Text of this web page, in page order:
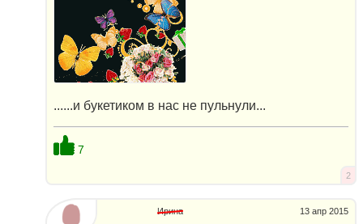
......и букетиком в нас не пульнули...
7
2
13 апр 2015
Ирина